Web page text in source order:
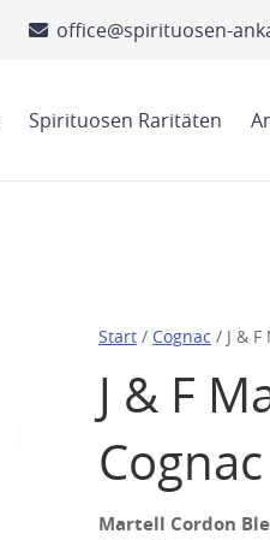
office@spirituosen-
Spirituosen Raritäten
Start / Cognac / J &
J & F
Cognac
Martell Cordon